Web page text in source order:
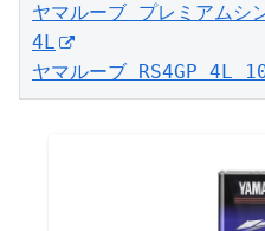
ヤマルーブ プレミアムシ
4L
ヤマルーブ RS4GP 4L